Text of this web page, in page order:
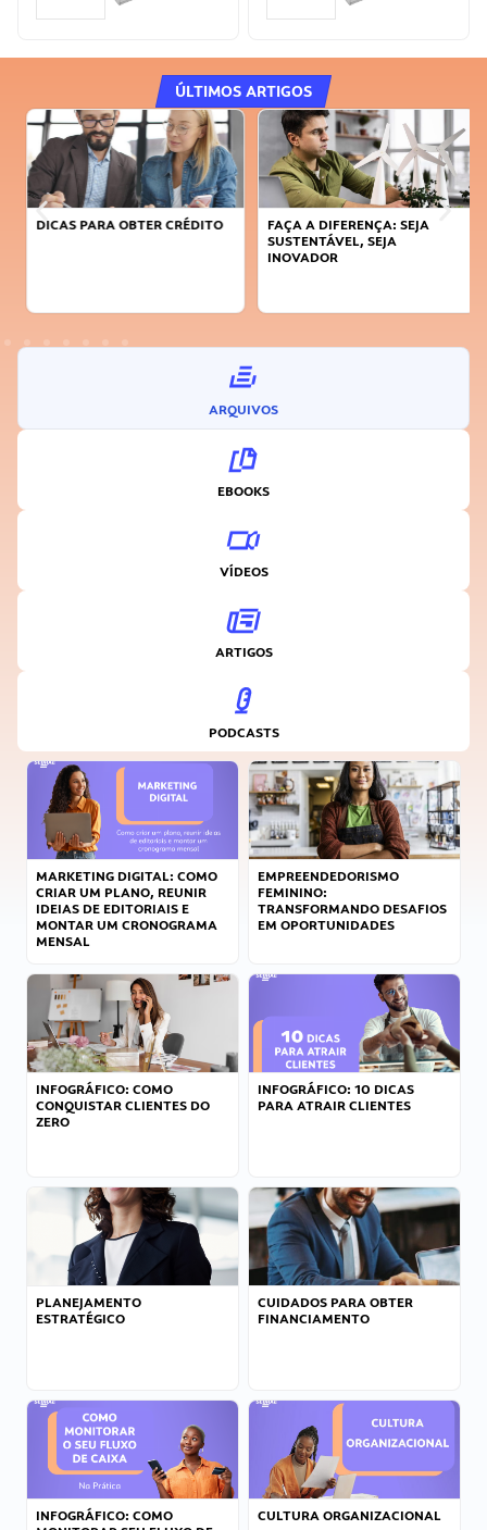
ÚLTIMOS ARTIGOS
DICAS PARA OBTER CRÉDITO
FAÇA A DIFERENÇA: SEJA
SUSTENTÁVEL, SEJA
INOVADOR
ARQUIVOS
EBOOKS
VÍDEOS
ARTIGOS
PODCASTS
MARKETING DIGITAL: COMO
CRIAR UM PLANO, REUNIR
IDEIAS DE EDITORIAIS E
MONTAR UM CRONOGRAMA
MENSAL
EMPREENDEDORISMO
FEMININO:
TRANSFORMANDO DESAFIOS
EM OPORTUNIDADES
INFOGRÁFICO: COMO
CONQUISTAR CLIENTES DO
ZERO
INFOGRÁFICO: 10 DICAS
PARA ATRAIR CLIENTES
PLANEJAMENTO
ESTRATÉGICO
CUIDADOS PARA OBTER
FINANCIAMENTO
INFOGRÁFICO: COMO
CULTURA ORGANIZACIONAL